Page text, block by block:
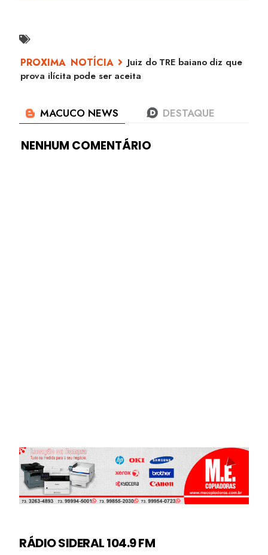
Juiz do TRE baiano diz que
prova ilícita pode ser aceita
NENHUM COMENTÁRIO
RÁDIO SIDERAL 104.9 FM